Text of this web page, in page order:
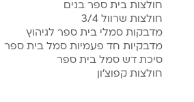
חולצות בית ספר בנים
חולצות שרוול 3/4
מדבקות סמלי בית ספר לגיהוץ
מדבקיות חד פעמיות סמל בית ספר
סיכת דש סמל בית ספר
חולצות קפוצ’ון